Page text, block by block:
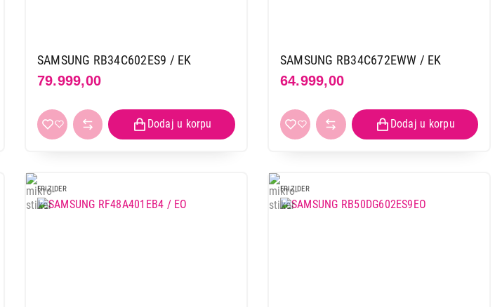
SAMSUNG RB34C602ES9 / EK
79.999,00
SAMSUNG RB34C672EWW / EK
64.999,00
FRIZIDER FRIZIDER